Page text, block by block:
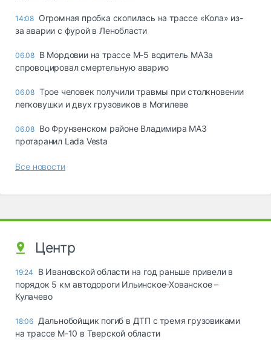
14:08 Огромная пробка скопилась на трассе «Кола» из-
за аварии с фурой в Ленобласти
06.08 В Мордовии на трассе М-5 водитель МАЗа
спровоцировал смертельную аварию
06.08 Трое человек получили травмы при столкновении
легковушки и двух грузовиков в Могилеве
06.08 Во Фрунзенском районе Владимира МАЗ
протаранил Lada Vesta
Все новости
Центр
19:24
В Ивановской области на год раньше привели в
порядок 5 км автодороги Ильинское-Хованское –
Кулачево
18:06 Дальнобойщик погиб в ДТП с тремя грузовиками
на трассе М-10 в Тверской области